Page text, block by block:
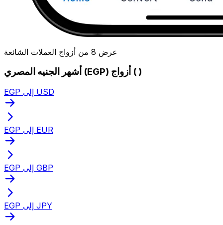
عرض 8 من أزواج العملات الشائعة
أشهر الجنيه المصري (EGP) أزواج ( )
EGP إلى USD
EGP إلى EUR
EGP إلى GBP
EGP إلى JPY